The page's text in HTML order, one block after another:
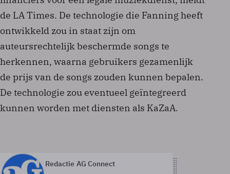
de LA Times. De technologie die Fanning heeft
ontwikkeld zou in staat zijn om
auteursrechtelijk beschermde songs te
herkennen, waarna gebruikers gezamenlijk
de prijs van de songs zouden kunnen bepalen.
De technologie zou eventueel geïntegreerd
kunnen worden met diensten als KaZaA.
Redactie AG Connect